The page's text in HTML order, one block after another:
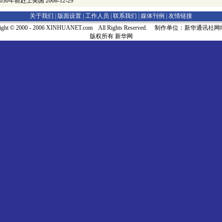
关于我们 | 版面设置 工作人员 联系我们 媒体刊例
友情链接
© 2000 - 2006 XINHUANET.com All Rights Reserved. 制作单位：新华通讯社网
版权所有 新华网